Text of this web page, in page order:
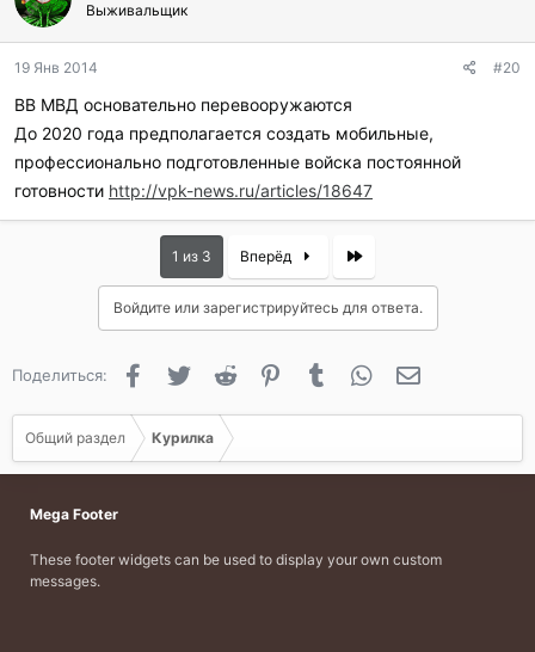
Выживальщик
19 Янв 2014 #20
ВВ МВД основательно перевооружаются
До 2020 года предполагается создать мобильные,
профессионально подготовленные войска постоянной
готовности http://vpk-news.ru/articles/18647
1 из 3 Вперёд Last
Войдите или зарегистрируйтесь для ответа.
Поделиться: FacebookTwitter Reddit PinterestTumblr WhatsApp
Общий раздел Курилка
Mega Footer
These footer widgets can be used to display your own custom
messages.